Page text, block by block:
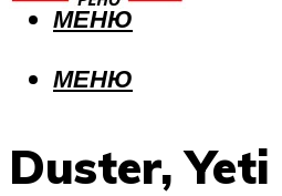
МЕНЮ
МЕНЮ
Duster,